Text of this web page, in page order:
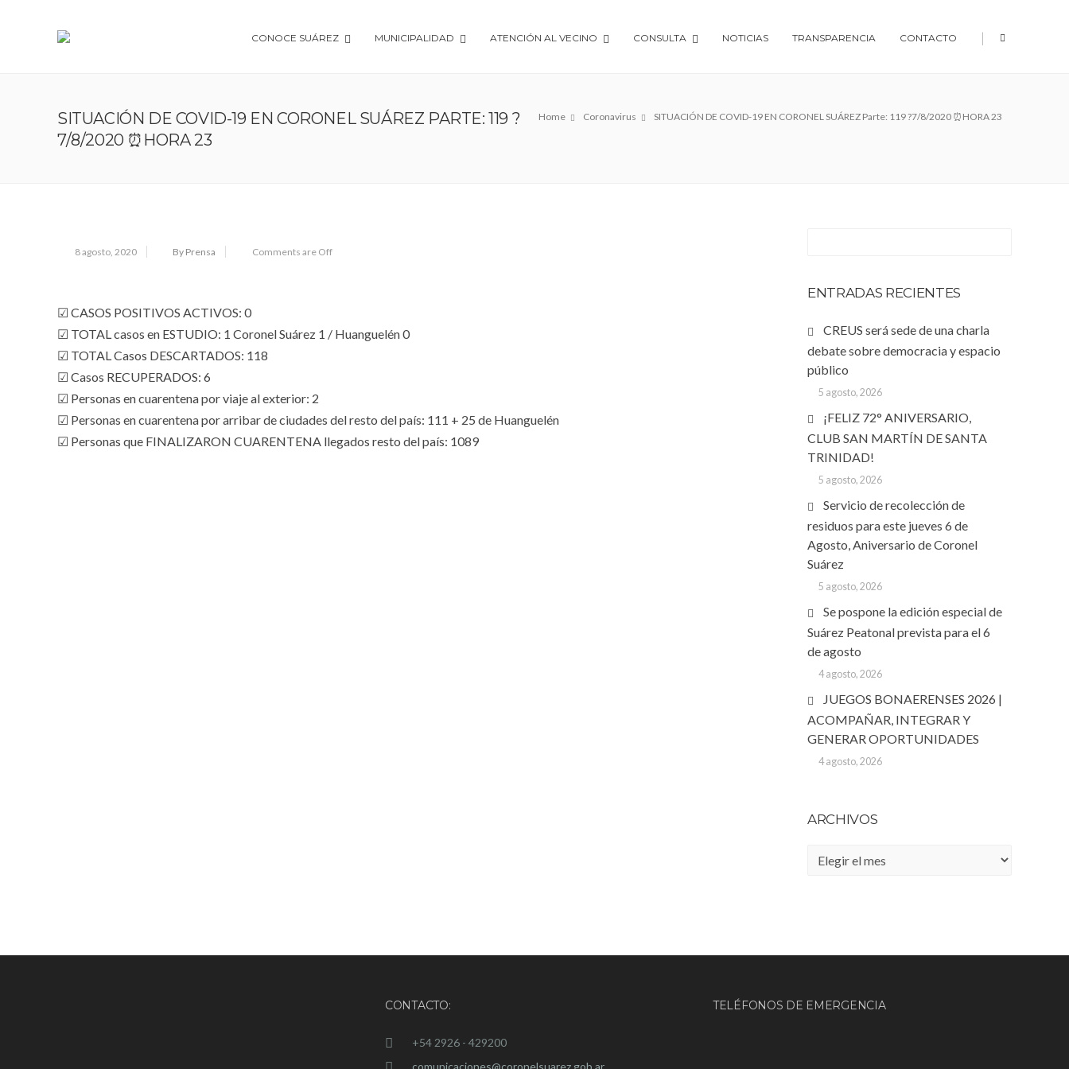
CONOCE SUÁREZ MUNICIPALIDAD ATENCIÓN AL VECINO CONSULTA NOTICIAS TRANSPARENCIA CONTACTO |
Home Coronavirus SITUACIÓN DE COVID-19 EN CORONEL SUÁREZ Parte: 119 ?7/8/2020 ⏰HORA 23
SITUACIÓN DE COVID-19 EN CORONEL SUÁREZ PARTE: 119 ?
7/8/2020 ⏰HORA 23
8 agosto, 2020 By Prensa Comments are Off
☑ CASOS POSITIVOS ACTIVOS: 0
☑ TOTAL casos en ESTUDIO: 1 Coronel Suárez 1 / Huanguelén 0
☑ TOTAL Casos DESCARTADOS: 118
☑ Casos RECUPERADOS: 6
☑ Personas en cuarentena por viaje al exterior: 2
☑ Personas en cuarentena por arribar de ciudades del resto del país: 111 + 25 de Huanguelén
☑ Personas que FINALIZARON CUARENTENA llegados resto del país: 1089
ENTRADAS RECIENTES
CREUS será sede de una charla
debate sobre democracia y espacio
público
5 agosto, 2026
¡FELIZ 72° ANIVERSARIO,
CLUB SAN MARTÍN DE SANTA
TRINIDAD!
5 agosto, 2026
Servicio de recolección de
residuos para este jueves 6 de
Agosto, Aniversario de Coronel
Suárez
5 agosto, 2026
Se pospone la edición especial de
Suárez Peatonal prevista para el 6
de agosto
4 agosto, 2026
JUEGOS BONAERENSES 2026 |
ACOMPAÑAR, INTEGRAR Y
GENERAR OPORTUNIDADES
4 agosto, 2026
ARCHIVOS
Archivos
CONTACTO:
+54 2926 - 429200
comunicaciones@coronelsuarez.gob.ar
TELÉFONOS DE EMERGENCIA